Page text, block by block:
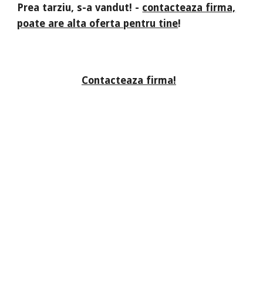
Prea tarziu, s-a vandut! - contacteaza firma,
poate are alta oferta pentru tine!
Contacteaza firma!